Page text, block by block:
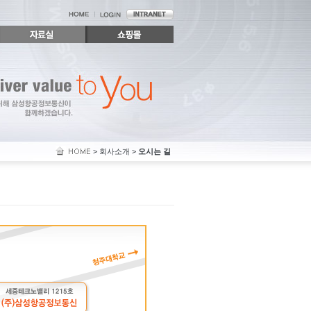
> 회사소개 > 오시는 길